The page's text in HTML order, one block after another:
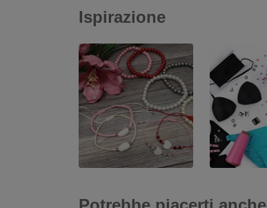
Ispirazione